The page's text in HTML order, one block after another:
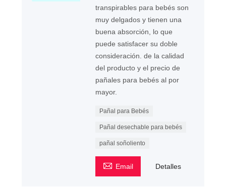
transpirables para bebés son
muy delgados y tienen una
buena absorción, lo que
puede satisfacer su doble
consideración. de la calidad
del producto y el precio de
pañales para bebés al por
mayor.
Pañal para Bebés
Pañal desechable para bebés
pañal soñoliento
 Email Detalles